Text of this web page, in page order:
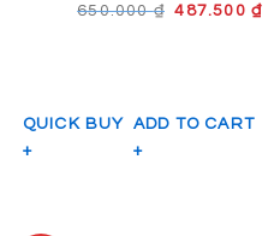
650.000₫ GIÁ
487.500 ₫
QUICK BUY
+
ADD TO CART
+